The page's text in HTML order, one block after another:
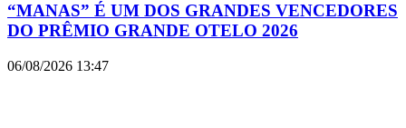
“MANAS” É UM DOS GRANDES VENCEDORES
DO PRÊMIO GRANDE OTELO 2026
06/08/2026 13:47